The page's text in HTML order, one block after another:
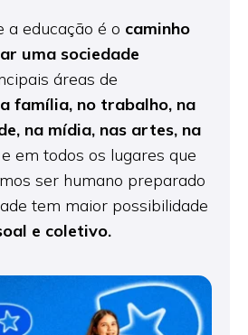
a educação é o caminho
uma sociedade
áreas de
família, no trabalho, na
na mídia, nas artes, na
e em todos os lugares que
ser humano preparado
tem maior possibilidade
e coletivo.